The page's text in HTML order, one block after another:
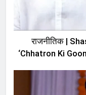
राजनीतिक |
‘Chhatron Ki